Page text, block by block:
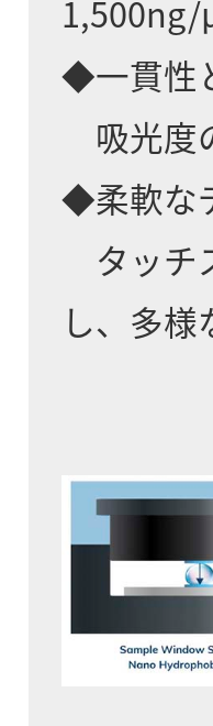
1,500ng/
◆一貫性
吸光度
◆柔軟な
タッチ
し、多